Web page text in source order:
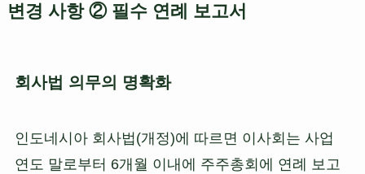
변경 사항 ② 필수 연례 보고서
회사법 의무의 명확화
인도네시아 회사법(개정)에 따르면 이사회는 사업
연도 말로부터 6개월 이내에 주주총회에 연례 보고